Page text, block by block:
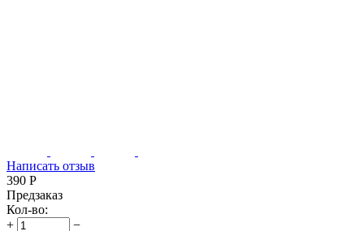
Написать отзыв
390 Р
Предзаказ
Кол-во:
+
−